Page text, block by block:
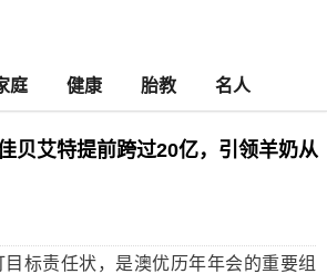
庭 健康 胎教 名人
贝艾特提前跨过20亿，引领羊奶从
责任状，是澳优历年年会的重要组